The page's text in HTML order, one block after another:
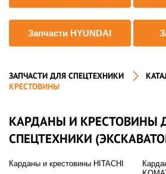
Запчасти HYUNDAI
ЗАПЧАСТИ ДЛЯ СПЕЦТЕХНИКИ
КРЕСТОВИНЫ
КАРДАНЫ И КРЕСТОВИНЫ
СПЕЦТЕХНИКИ
Карданы и крестовины HITACHI